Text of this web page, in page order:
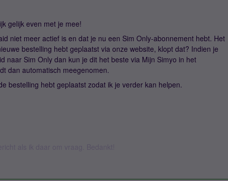
gelijk even met je mee!
niet meer actief is en dat je nu een Sim Only-abonnement hebt. Het
bestelling hebt geplaatst via onze website, klopt dat? Indien je
naar Sim Only dan kun je dit het beste via Mijn Simyo in het
dan automatisch meegenomen.
bestelling hebt geplaatst zodat ik je verder kan helpen.